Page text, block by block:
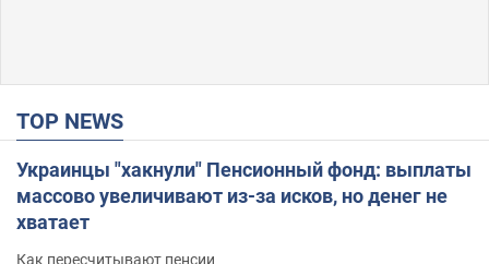
TOP NEWS
Украинцы "хакнули" Пенсионный фонд: выплаты
массово увеличивают из-за исков, но денег не
хватает
Как пересчитывают пенсии